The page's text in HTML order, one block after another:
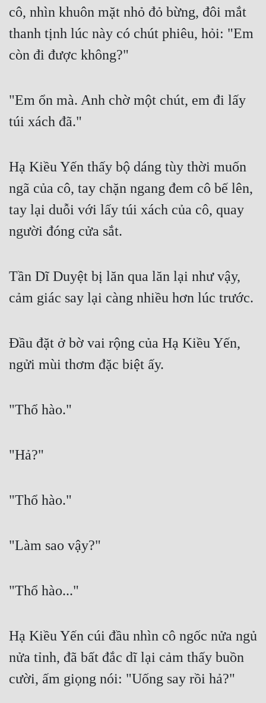
cô, nhìn khuôn mặt nhỏ đỏ bừng, đôi mắt
thanh tịnh lúc này có chút phiêu, hỏi: "Em
còn đi được không?"
"Em ổn mà. Anh chờ một chút, em đi lấy
túi xách đã."
Hạ Kiều Yến thấy bộ dáng tùy thời muốn
ngã của cô, tay chặn ngang đem cô bế lên,
tay lại duỗi với lấy túi xách của cô, quay
người đóng cửa sắt.
Tần Dĩ Duyệt bị lăn qua lăn lại như vậy,
cảm giác say lại càng nhiều hơn lúc trước.
Đầu đặt ở bờ vai rộng của Hạ Kiều Yến,
ngửi mùi thơm đặc biệt ấy.
"Thổ hào."
"Hả?"
"Thổ hào."
"Làm sao vậy?"
"Thổ hào..."
Hạ Kiều Yến cúi đầu nhìn cô ngốc nửa ngủ
nửa tỉnh, đã bất đắc dĩ lại cảm thấy buồn
cười, ấm giọng nói: "Uống say rồi hả?"